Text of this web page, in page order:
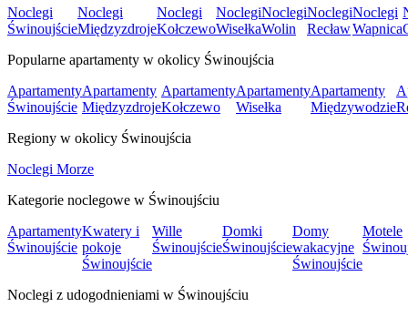
Noclegi
Świnoujście
Noclegi
Międzyzdroje
Noclegi
Kołczewo
Noclegi
Wisełka
Noclegi
Wolin
Noclegi
Recław
Noclegi
Wapnica
Popularne apartamenty w okolicy Świnoujścia
Apartamenty
Świnoujście
Apartamenty
Międzyzdroje
Apartamenty
Kołczewo
Apartamenty
Wisełka
Apartamenty
Międzywodzie
Regiony w okolicy Świnoujścia
Noclegi Morze
Kategorie noclegowe w Świnoujściu
Apartamenty
Świnoujście
Kwatery i
pokoje
Świnoujście
Wille
Świnoujście
Domki
Świnoujście
Domy
wakacyjne
Świnoujście
Motele
Noclegi z udogodnieniami w Świnoujściu